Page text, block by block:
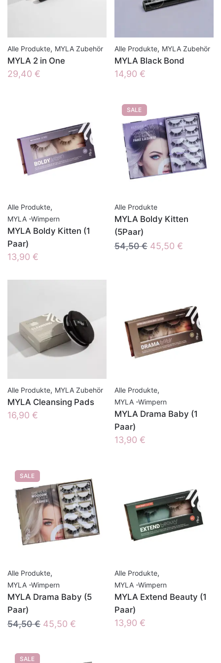
Alle Produkte, MYLA Zubehör
MYLA 2 in One
29,40 €
Alle Produkte, MYLA Zubehör
MYLA Black Bond
14,90 €
Alle Produkte,
MYLA -Wimpern
MYLA Boldy Kitten (1
Paar)
13,90 €
SALE
Alle Produkte
MYLA Boldy Kitten
(5Paar)
54,50€ Ursprünglicher
45,50 €
Alle Produkte, MYLA Zubehör
MYLA Cleansing Pads
16,90 €
Alle Produkte,
MYLA -Wimpern
MYLA Drama Baby (1
Paar)
13,90 €
SALE
Alle Produkte,
MYLA -Wimpern
MYLA Drama Baby (5
Paar)
54,50€ Ursprünglicher
45,50 €
Alle Produkte,
MYLA -Wimpern
MYLA Extend Beauty (1
Paar)
13,90 €
SALE